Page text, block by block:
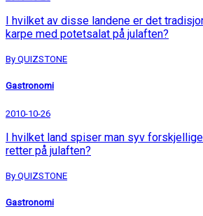
I hvilket av disse landene er det
karpe med potetsalat på julaften?
By QUIZSTONE
Gastronomi
2010-10-26
I hvilket land spiser man syv
retter på julaften?
By QUIZSTONE
Gastronomi